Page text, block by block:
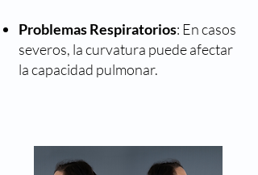
Problemas Respiratorios: En casos
severos, la curvatura puede afectar
la capacidad pulmonar.